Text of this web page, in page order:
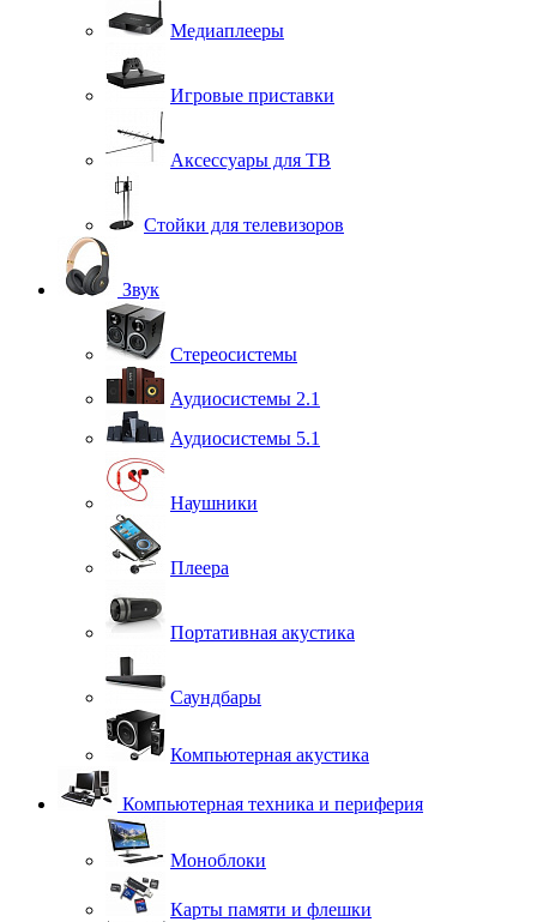
Медиаплееры
Игровые приставки
Аксессуары для ТВ
Стойки для телевизоров
Звук
Стереосистемы
Аудиосистемы 2.1
Аудиосистемы 5.1
Наушники
Плеера
Портативная акустика
Саундбары
Компьютерная акустика
Компьютерная техника и периферия
Моноблоки
Карты памяти и флешки